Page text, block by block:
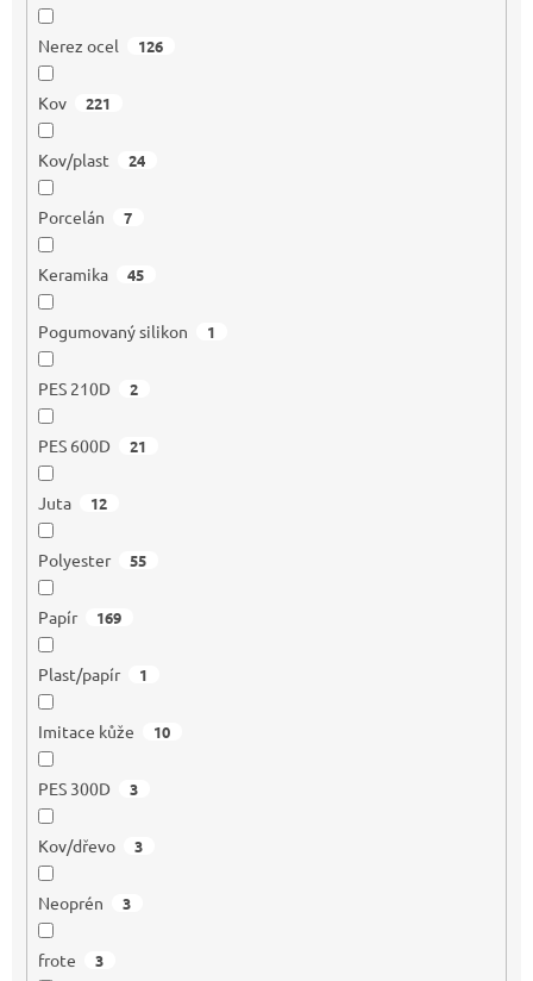
Nerez ocel 126
Kov 221
Kov/plast 24
Porcelán 7
Keramika 45
Pogumovaný silikon 1
PES 210D 2
PES 600D 21
Juta 12
Polyester 55
Papír 169
Plast/papír 1
Imitace kůže 10
PES 300D 3
Kov/dřevo 3
Neoprén 3
frote 3